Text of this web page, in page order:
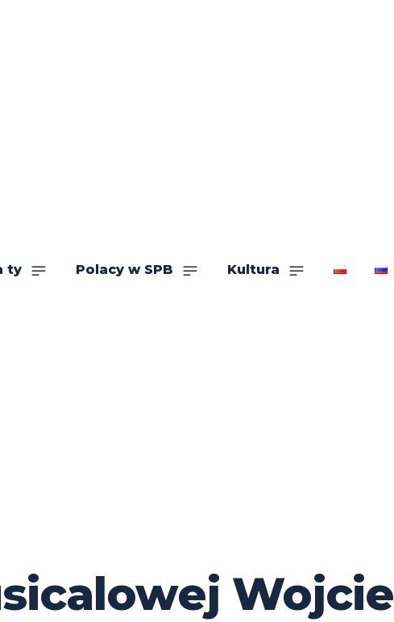
ty Polacy w SPB Kultura